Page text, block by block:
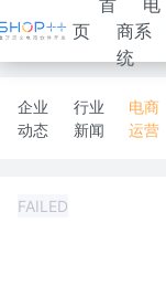
首
页
电
商系
统
企业
动态
行业
新闻
电商
运营
FAILED